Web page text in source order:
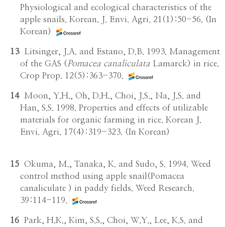
Physiological and ecological characteristics of the
apple snails. Korean. J. Envi. Agri. 21(1):50-56. (In
Korean)
13
Litsinger, J.A. and Estano, D.B. 1993. Management
of the GAS ( Pomacea canaliculata Lamarck) in rice.
Crop Prop. 12(5):363-370.
14
Moon, Y.H., Oh, D.H., Choi, J.S., Na, J.S. and
Han, S.S. 1998. Properties and effects of utilizable
materials for organic farming in rice. Korean J.
Envi. Agri. 17(4):319-323. (In Korean)
15 Okuma, M., Tanaka, K. and Sudo, S. 1994. Weed
control method using apple snail(Pomacea
canaliculate ) in paddy fields. Weed Research.
39:114-119.
16 Park, H.K., Kim, S.S., Choi, W.Y., Lee, K.S. and